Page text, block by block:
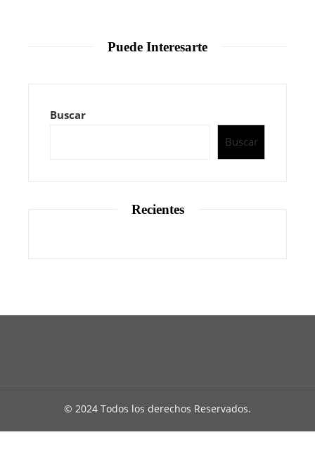
Puede Interesarte
Buscar
Buscar
Recientes
© 2024 Todos los derechos Reservados.